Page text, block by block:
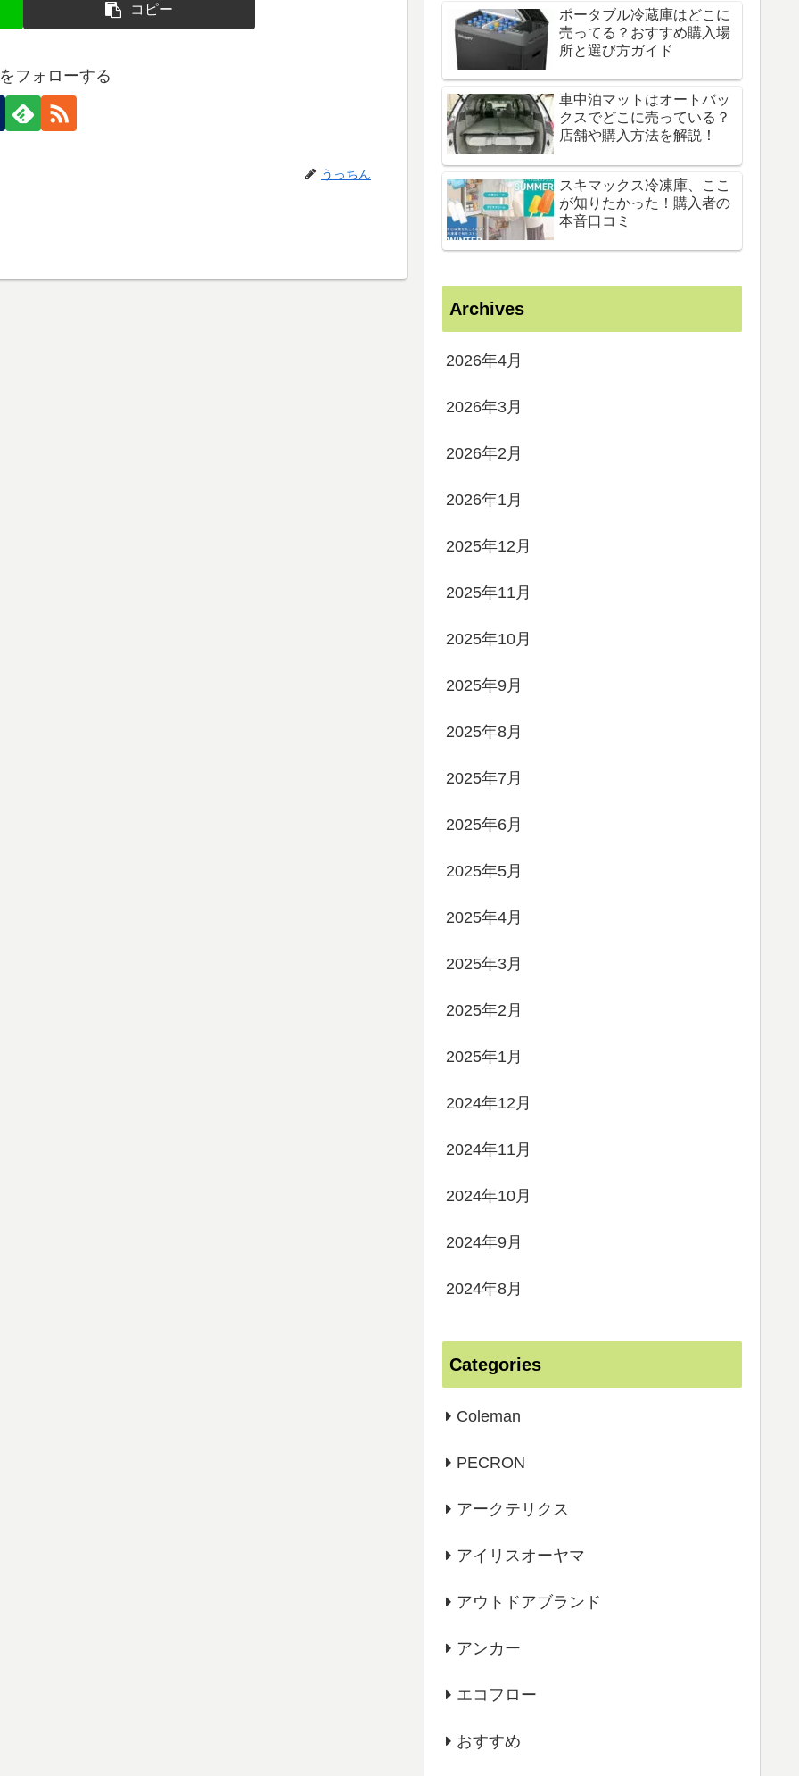
コピー
フォローする
うっちん
ポータブル冷蔵庫はどこに
売ってる？おすすめ購入場
所と選び方ガイド
車中泊マットはオートバッ
クスでどこに売っている？
店舗や購入方法を解説！
スキマックス冷凍庫、ここ
が知りたかった！購入者の
本音口コミ
Archives
2026年4月
2026年3月
2026年2月
2026年1月
2025年12月
2025年11月
2025年10月
2025年9月
2025年8月
2025年7月
2025年6月
2025年5月
2025年4月
2025年3月
2025年2月
2025年1月
2024年12月
2024年11月
2024年10月
2024年9月
2024年8月
Categories
Coleman
PECRON
アークテリクス
アイリスオーヤマ
アウトドアブランド
アンカー
エコフロー
おすすめ